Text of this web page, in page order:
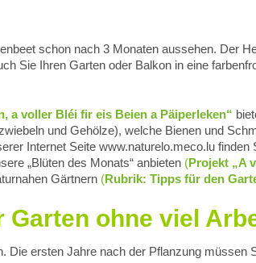
schon nach 3 Monaten aussehen. Der
Sie Ihren Garten oder Balkon in eine
a voller Bléi fir eis Beien a Päiperleken“
und Gehölze), welche Bienen und
Internet Seite www.naturelo.meco.lu finden
„Blüten des Monats“ anbieten (Projekt „A
Gärtnern (Rubrik: Tipps für den
Garten ohne viel
Die ersten Jahre nach der Pflanzung müssen